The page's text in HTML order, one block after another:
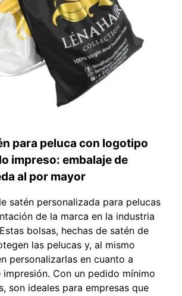
para peluca con logotipo
impreso: embalaje de
al por mayor
satén personalizada para pelucas
de la marca en la industria
bolsas, hechas de satén de
las pelucas y, al mismo
personalizarlas en cuanto a
Con un pedido mínimo
son ideales para empresas que